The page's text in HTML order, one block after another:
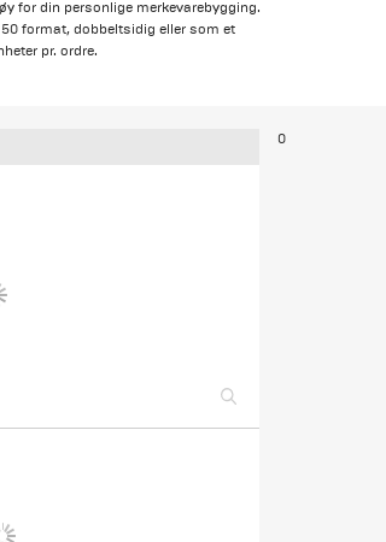
for din personlige merkevarebygging.
format, dobbeltsidig eller som et
pr. ordre.
0